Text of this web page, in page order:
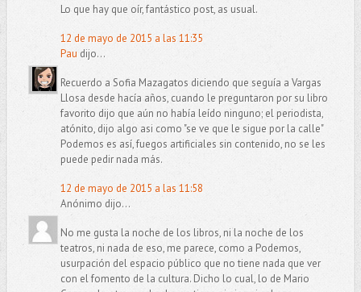
Lo que hay que oír, fantástico post, as usual.
12 de mayo de 2015 a las 11:35
Pau dijo...
Recuerdo a Sofia Mazagatos diciendo que seguía a Vargas
Llosa desde hacía años, cuando le preguntaron por su libro
favorito dijo que aún no había leído ninguno; el periodista,
atónito, dijo algo asi como "se ve que le sigue por la calle"
Podemos es así, fuegos artificiales sin contenido, no se les
puede pedir nada más.
12 de mayo de 2015 a las 11:58
Anónimo dijo...
No me gusta la noche de los libros, ni la noche de los
teatros, ni nada de eso, me parece, como a Podemos,
usurpación del espacio público que no tiene nada que ver
con el fomento de la cultura. Dicho lo cual, lo de Mario